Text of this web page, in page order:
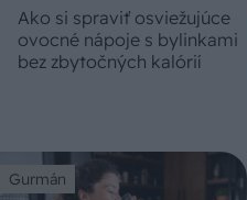
Ako si spraviť osviežujúce
ovocné nápoje s bylinkami
bez zbytočných kalórií
Gurmán